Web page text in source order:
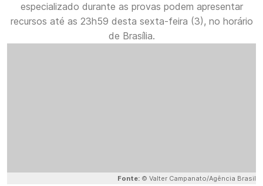
especializado durante as provas podem apresentar
recursos até as 23h59 desta sexta-feira (3), no horário
de Brasília.
Fonte: © Valter Campanato/Agência Brasil